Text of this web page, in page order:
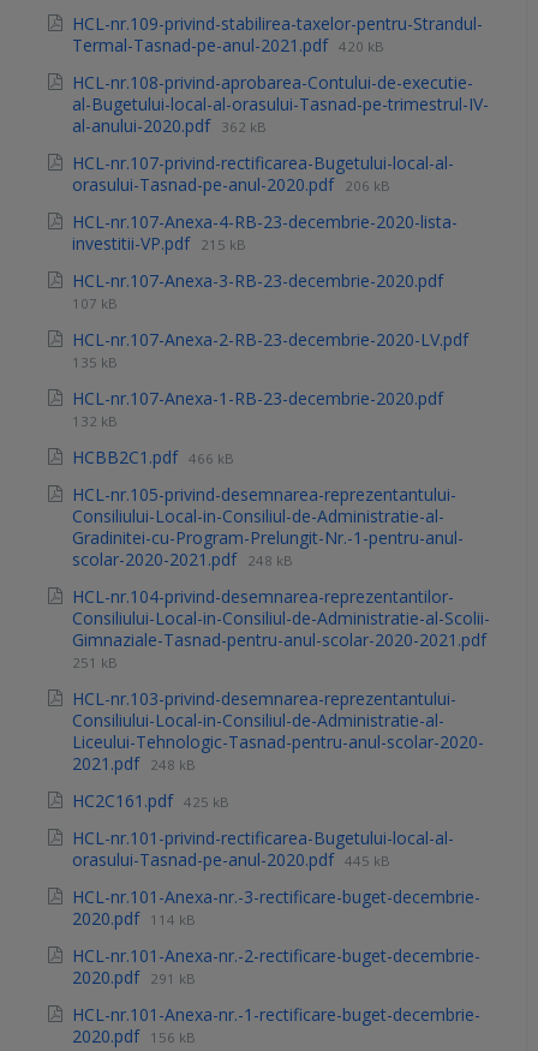
HCL-nr.109-privind-stabilirea-taxelor-pentru-Strandul-
Termal-Tasnad-pe-anul-2021.pdf 420 kB
HCL-nr.108-privind-aprobarea-Contului-de-executie-
al-Bugetului-local-al-orasului-Tasnad-pe-trimestrul-IV-
al-anului-2020.pdf 362 kB
HCL-nr.107-privind-rectificarea-Bugetului-local-al-
orasului-Tasnad-pe-anul-2020.pdf 206 kB
HCL-nr.107-Anexa-4-RB-23-decembrie-2020-lista-
investitii-VP.pdf 215 kB
HCL-nr.107-Anexa-3-RB-23-decembrie-2020.pdf
107 kB
HCL-nr.107-Anexa-2-RB-23-decembrie-2020-LV.pdf
135 kB
HCL-nr.107-Anexa-1-RB-23-decembrie-2020.pdf
132 kB
HCBB2C1.pdf 466 kB
HCL-nr.105-privind-desemnarea-reprezentantului-
Consiliului-Local-in-Consiliul-de-Administratie-al-
Gradinitei-cu-Program-Prelungit-Nr.-1-pentru-anul-
scolar-2020-2021.pdf 248 kB
HCL-nr.104-privind-desemnarea-reprezentantilor-
Consiliului-Local-in-Consiliul-de-Administratie-al-Scolii-
Gimnaziale-Tasnad-pentru-anul-scolar-2020-2021.pdf
251 kB
HCL-nr.103-privind-desemnarea-reprezentantului-
Consiliului-Local-in-Consiliul-de-Administratie-al-
Liceului-Tehnologic-Tasnad-pentru-anul-scolar-2020-
2021.pdf 248 kB
HC2C161.pdf 425 kB
HCL-nr.101-privind-rectificarea-Bugetului-local-al-
orasului-Tasnad-pe-anul-2020.pdf 445 kB
HCL-nr.101-Anexa-nr.-3-rectificare-buget-decembrie-
2020.pdf 114 kB
HCL-nr.101-Anexa-nr.-2-rectificare-buget-decembrie-
2020.pdf 291 kB
HCL-nr.101-Anexa-nr.-1-rectificare-buget-decembrie-
2020.pdf 156 kB